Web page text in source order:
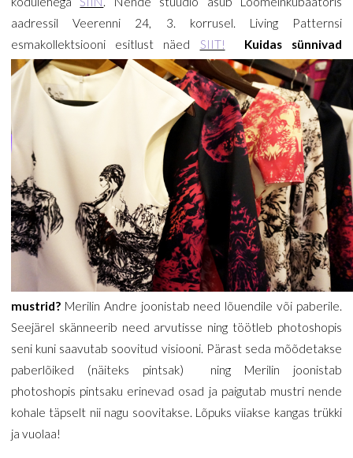
aadressil Veerenni 24, 3. korrusel. Living Patternsi
esmakollektsiooni esitlust näed SIIT! Kuidas sünnivad
mustrid? Merilin Andre joonistab need lõuendile või paberile.
Seejärel skänneerib need arvutisse ning töötleb photoshopis
seni kuni saavutab soovitud visiooni. Pärast seda mõõdetakse
paberlõiked (näiteks pintsak) ning Merilin joonistab
photoshopis pintsaku erinevad osad ja paigutab mustri nende
kohale täpselt nii nagu soovitakse. Lõpuks viiakse kangas trükki
ja vuolaa!